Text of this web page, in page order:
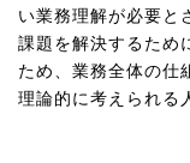
い業務理解が必要と
課題を解決するため
ため、業務全体の仕
理論的に考えられる